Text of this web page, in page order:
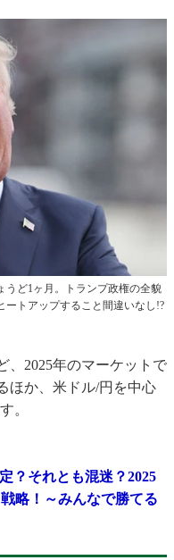
うど1ヶ月。トランプ政権の全貌
ートアップすること間違いなし!?
2025年のマーケットで
ほか、米ドル/円を中心
。
？それとも混迷？2025
略！～みんなで勝てる